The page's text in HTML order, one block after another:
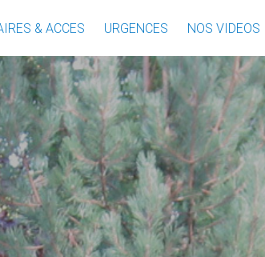
& ACCES URGENCES NOS VIDEOS